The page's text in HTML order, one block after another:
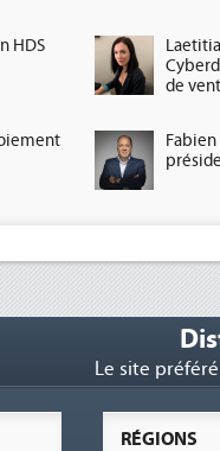
HDS
de
Le site
RÉGIONS